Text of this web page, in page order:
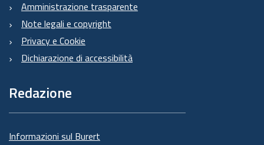
Amministrazione trasparente
Note legali e copyright
Privacy e Cookie
Dichiarazione di accessibilità
Redazione
Informazioni sul Burert